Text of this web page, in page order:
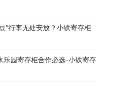
”行李无处安放？小铁寄存柜
乐园寄存柜合作必选-小铁寄存